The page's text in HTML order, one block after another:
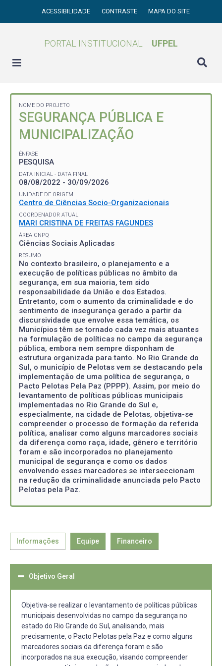
ACESSIBILIDADE CONTRASTE MAPA DO SITE
PORTAL INSTITUCIONAL UFPEL
NOME DO PROJETO
SEGURANÇA PÚBLICA E
MUNICIPALIZAÇÃO
ÊNFASE
PESQUISA
DATA INICIAL - DATA FINAL
08/08/2022 - 30/09/2026
UNIDADE DE ORIGEM
Centro de Ciências Socio-Organizacionais
COORDENADOR ATUAL
MARI CRISTINA DE FREITAS FAGUNDES
ÁREA CNPQ
Ciências Sociais Aplicadas
RESUMO
No contexto brasileiro, o planejamento e a
execução de políticas públicas no âmbito da
segurança, em sua maioria, tem sido
responsabilidade da União e dos Estados.
Entretanto, com o aumento da criminalidade e do
sentimento de insegurança gerado a partir da
discursividade que envolve essa temática, os
Municípios têm se tornado cada vez mais atuantes
na formulação de políticas no campo da segurança
pública, embora nem sempre disponham de
estrutura organizada para tanto. No Rio Grande do
Sul, o município de Pelotas vem se destacando pela
implementação de uma política de segurança, o
Pacto Pelotas Pela Paz (PPPP). Assim, por meio do
levantamento de políticas públicas municipais
implementadas no Rio Grande do Sul e,
especialmente, na cidade de Pelotas, objetiva-se
compreender o processo de formação da referida
política, analisar como alguns marcadores sociais
da diferença como raça, idade, gênero e território
foram e são incorporados no planejamento
municipal de segurança e como os dados
envolvendo esses marcadores se interseccionam
na redução da criminalidade anunciada pelo Pacto
Pelotas pela Paz.
Informações Equipe Financeiro
Objetivo Geral
Objetiva-se realizar o levantamento de políticas públicas
municipais desenvolvidas no campo da segurança no
estado do Rio Grande do Sul, analisando, mais
precisamente, o Pacto Pelotas pela Paz e como alguns
marcadores sociais da diferença foram e são
incorporados na sua execução, visando compreender